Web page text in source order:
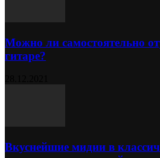
Можно ли самостоятельно
гитаре?
Вкуснейшие мидии в